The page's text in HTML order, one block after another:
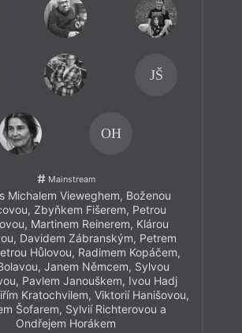
JŠ
OH
Mainstream
Michalem Vieweghem, Boženou
Zbyňkem Fišerem, Petrou
Martinem Reinerem, Klárou
Davidem Zábranským, Petrem
Hůlovou, Radimem Kopáčem,
Janem Němcem, Sylvou
Pavlem Janouškem, Ivou Hadj
Kratochvilem, Viktorií Hanišovou,
Šofarem, Sylvií Richterovou a
Ondřejem Horákem